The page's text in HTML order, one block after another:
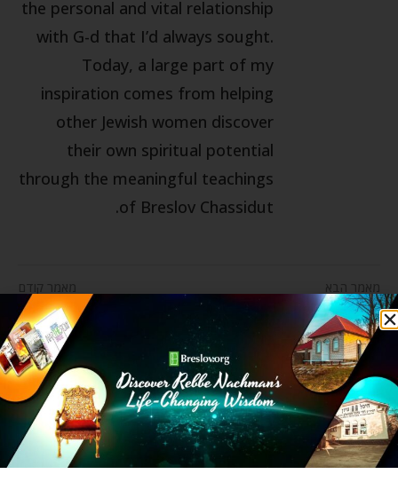
the personal and vital relationship
with G-d that I’d always sought.
Today, a large part of my
inspiration comes from helping
other Jewish women discover
their own spiritual potential
through the meaningful teachings
of Breslov Chassidut.
מאמר הבא
סיון – להיות התאום של בורא עולם
מאמר קודם
מתכונים לבלינצ'ס גבינה וסלט מנגו מטריפים לשבועות
מאמרים קשורים